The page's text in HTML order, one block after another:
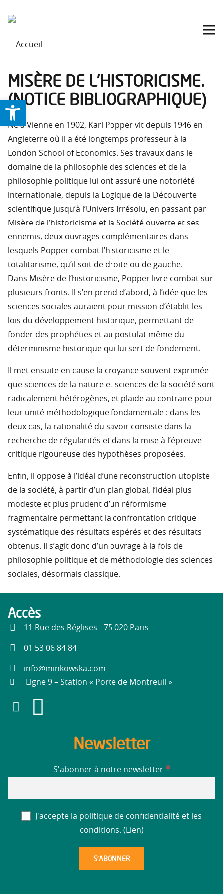
MISÈRE DE L’HISTORICISME.
(NOTICE BIBLIOGRAPHIQUE)
Né à Vienne en 1902, Karl Popper vit depuis 1946 en
Angleterre où il a été longtemps professeur à la
London School of Economics. Ses travaux dans le
domaine de la philosophie des sciences et de la
philosophie politique lui ont assuré une notoriété
internationale, depuis la Logique de la Découverte
scientifique jusqu’à l’Univers Irrésolu, en passant par
Misère de l’historicisme et la Société ouverte et ses
ennemis, deux ouvrages complémentaires dans
lesquels Popper combat l’historicisme et le
totalitarisme, qu’il soit de droite ou de gauche.
Dans Misère de l’historicisme, Popper livre combat sur
plusieurs fronts. Il s’en prend d’abord, à l’idée que les
sciences sociales auraient pour mission d’établit les
lois du développement historique, permettant de
fonder des prophéties et au postulat même du
déterminisme historique qui lui sert de fondement.
Il met ensuite en cause la croyance souvent exprimée
que sciences de la nature et sciences de la société sont
radicalement hétérogènes, et plaide au contraire pour
leur unité méthodologique fondamentale : dans les
deux cas, la rationalité du savoir consiste dans la
recherche de régularités et dans la mise à l’épreuve
critique rigoureuse des hypothèses proposées.
Enfin, il oppose à l’idéal d’une reconstruction utopiste
de la société, à partir d’un plan global, l’idéal plus
modeste et plus prudent d’un réformisme
fragmentaire permettant la confrontation critique
systématique des résultats espérés et des résultats
obtenus. Il s’agit donc d’un ouvrage à la fois de
philosophie politique et de méthodologie des sciences
sociales, désormais classique.
Accès
11 Rue des Réglises - 75 020 Paris
01 53 06 84 84
info@minkowska.com
Ligne 9 – Station « Porte de Montreuil »
Newsletter
S'abonner à notre newsletter *
J'accepte la politique de confidentialité et les
conditions. ( Lien)
Ouvrir la barre d’outils